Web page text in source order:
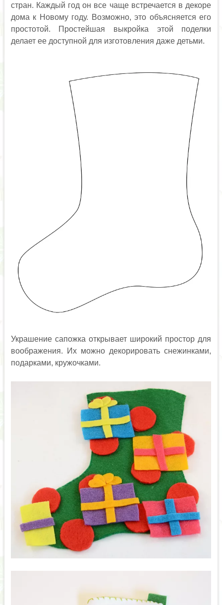
стран. Каждый год он все чаще встречается в декоре
дома к Новому году. Возможно, это объясняется его
простотой. Простейшая выкройка этой поделки
делает ее доступной для изготовления даже детьми.
Украшение сапожка открывает широкий простор для
воображения. Их можно декорировать снежинками,
подарками, кружочками.